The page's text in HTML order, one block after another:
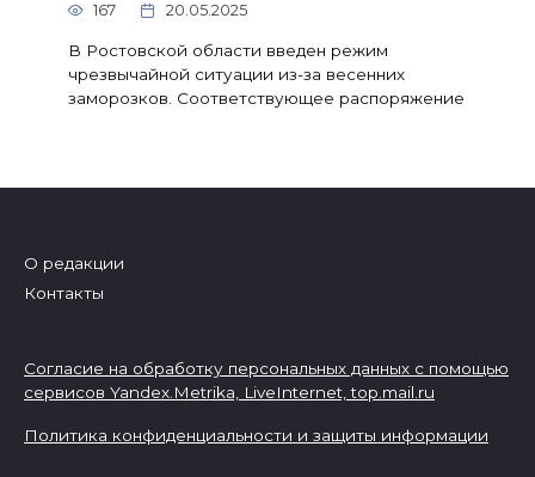
167 20.05.2025
В Ростовской области введен режим
чрезвычайной ситуации из-за весенних
заморозков. Соответствующее распоряжение
О редакции
Контакты
Согласие на обработку персональных данных с помощью
сервисов Yandex.Metrika, LiveInternet,top.mail.ru
Политика конфиденциальности и защиты информации